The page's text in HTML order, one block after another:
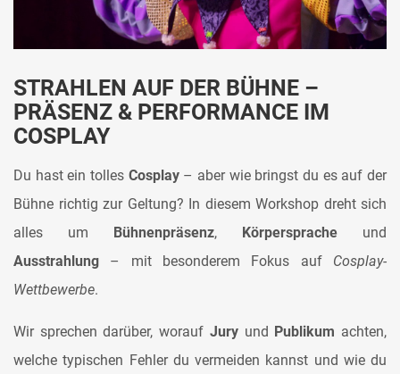
STRAHLEN AUF DER BÜHNE –
PRÄSENZ & PERFORMANCE IM
COSPLAY
Du hast ein tolles Cosplay– aber wie bringst du es auf der
Bühne richtig zur Geltung? In diesem Workshop dreht sich
alles um
Bühnenpräsenz, Körpersprache und
Ausstrahlung – mit besonderem Fokus auf Cosplay-
Wettbewerbe.
Wir sprechen darüber, worauf Juryund Publikum achten,
welche typischen Fehler du vermeiden kannst und wie du